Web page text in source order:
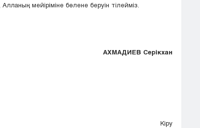
мейіріміне бөлене беруін тілейміз.
АХМАДИЕВ Серікхан
Кіру